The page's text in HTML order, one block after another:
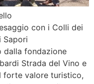
con i Colli dei
Sapori
dalla fondazione
Strada del Vino e
forte valore turistico,